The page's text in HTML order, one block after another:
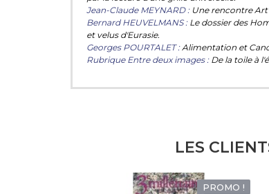
Jean-Claude MEYNARD : Une rencontre Art
Bernard HEUVELMANS : Le dossier des
et velus d'Eurasie.
Georges POURTALET : Alimentation et
Rubrique Entre deux images : De la toile à
LES
PROMO !